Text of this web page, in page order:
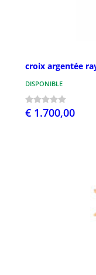
croix argentée
DISPONIBLE
€ 1.700,00